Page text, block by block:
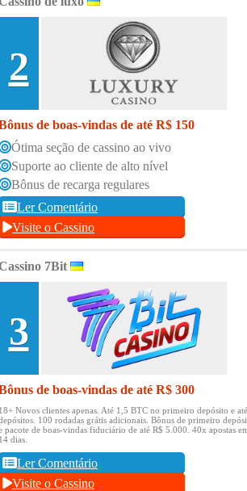
2
de boas-vindas de até R$ 150
Ótima seção de cassino ao vivo
Suporte ao cliente de alto nível
Bônus de recarga regulares
Ler Comentário
Visite o Cassino
7Bit
3
de boas-vindas de até R$ 300
Novos clientes apenas. Até 1,5 BTC no primeiro depósito e
100 rodadas grátis adicionais. Bônus de primeiro
pacote de boas-vindas fiduciário de até R$ 5.000. 40x apostas
dias.
Ler Comentário
Visite o Cassino